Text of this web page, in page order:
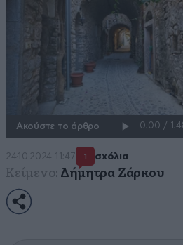
Ακούστε το άρθρο
24·10·2024 11:47 1 σχόλια
Κείμενο: Δήμητρα Ζάρκου